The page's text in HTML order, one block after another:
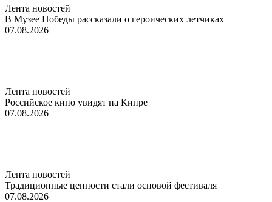
Лента новостей
В Музее Победы рассказали о героических летчиках
07.08.2026
Лента новостей
Российское кино увидят на Кипре
07.08.2026
Лента новостей
Традиционные ценности стали основой фестиваля
07.08.2026